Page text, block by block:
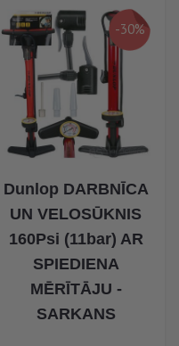
-30%
Dunlop DARBNĪCA
UN VELOSŪKNIS
160Psi (11bar) AR
SPIEDIENA
MĒRĪTĀJU -
SARKANS